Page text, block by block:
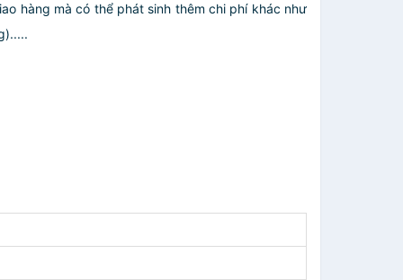
hàng mà có thể phát sinh thêm chi phí khác như